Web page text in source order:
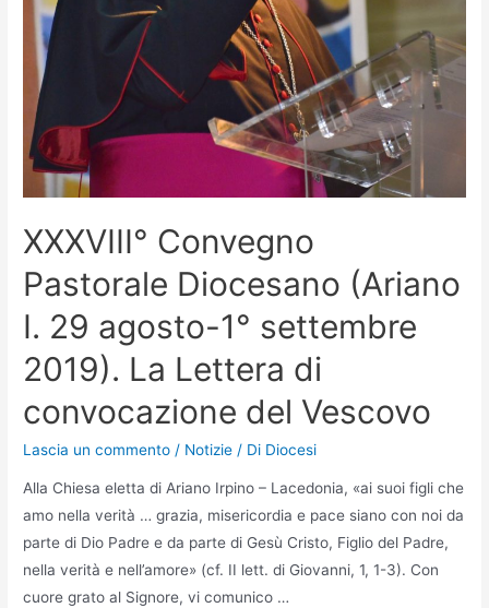
XXXVIII° Convegno
Pastorale Diocesano (Ariano
I. 29 agosto-1° settembre
2019). La Lettera di
convocazione del Vescovo
Lascia un commento / Notizie / Di Diocesi
Alla Chiesa eletta di Ariano Irpino – Lacedonia, «ai suoi figli che
amo nella verità … grazia, misericordia e pace siano con noi da
parte di Dio Padre e da parte di Gesù Cristo, Figlio del Padre,
nella verità e nell’amore» (cf. II lett. di Giovanni, 1, 1-3). Con
cuore grato al Signore, vi comunico …